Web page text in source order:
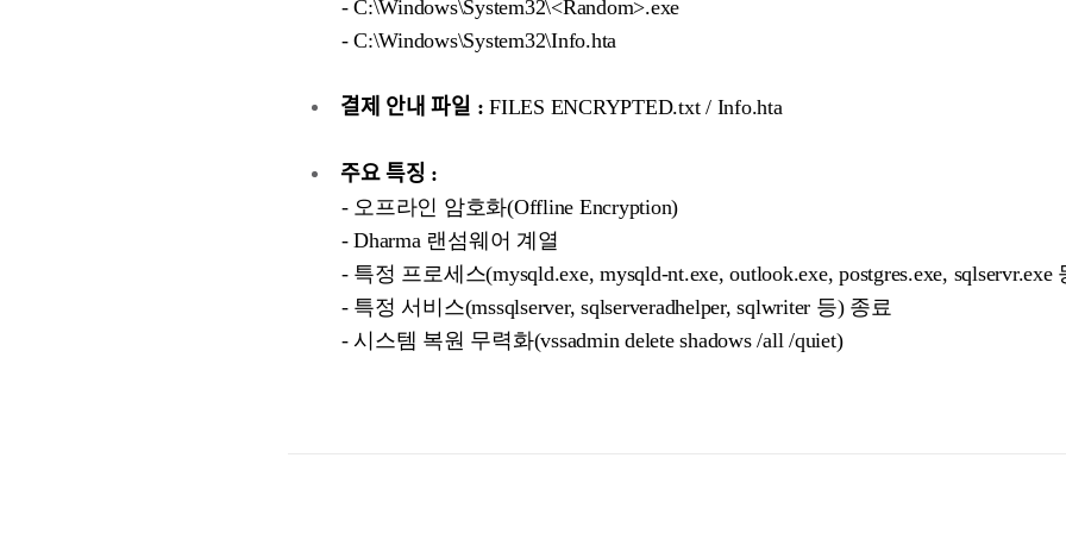
- C:\Windows\System32\<Random>.exe
- C:\Windows\System32\Info.hta
결제 안내 파일 : FILES ENCRYPTED.txt / Info.hta
주요 특징 :
- 오프라인 암호화(Offline Encryption)
- Dharma 랜섬웨어 계열
- 특정 프로세스(mysqld.exe, mysqld-nt.exe, outlook.exe, postgres.exe,
- 특정 서비스(mssqlserver, sqlserveradhelper, sqlwriter 등) 종료
- 시스템 복원 무력화(vssadmin delete shadows /all /quiet)